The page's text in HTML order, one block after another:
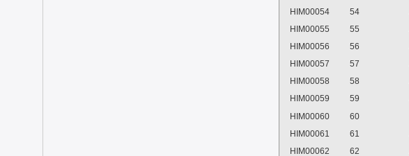
HIM00054
54
HIM00055
55
HIM00056
56
HIM00057
57
HIM00058
58
HIM00059
59
HIM00060
60
HIM00061
61
HIM00062
62